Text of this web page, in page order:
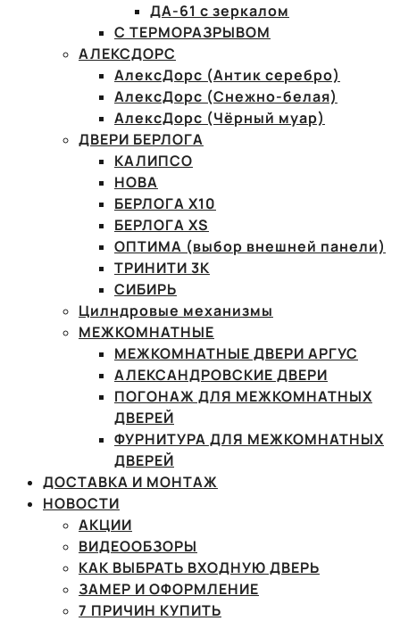
ДА-61 с зеркалом
С ТЕРМОРАЗРЫВОМ
АЛЕКСДОРС
АлексДорс (Антик серебро)
АлексДорс (Снежно-белая)
АлексДорс (Чёрный муар)
ДВЕРИ БЕРЛОГА
КАЛИПСО
НОВА
БЕРЛОГА Х10
БЕРЛОГА XS
ОПТИМА (выбор внешней панели)
ТРИНИТИ 3К
СИБИРЬ
Цилндровые механизмы
МЕЖКОМНАТНЫЕ
МЕЖКОМНАТНЫЕ ДВЕРИ АРГУС
АЛЕКСАНДРОВСКИЕ ДВЕРИ
ПОГОНАЖ ДЛЯ МЕЖКОМНАТНЫХ
ДВЕРЕЙ
ФУРНИТУРА ДЛЯ МЕЖКОМНАТНЫХ
ДВЕРЕЙ
ДОСТАВКА И МОНТАЖ
НОВОСТИ
АКЦИИ
ВИДЕООБЗОРЫ
КАК ВЫБРАТЬ ВХОДНУЮ ДВЕРЬ
ЗАМЕР И ОФОРМЛЕНИЕ
7 ПРИЧИН КУПИТЬ